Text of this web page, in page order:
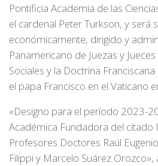
Pontificia Academia de las
el cardenal Peter Turkson, y será
económicamente, dirigido y
Panamericano de Juezas y
Sociales y la Doctrina
el papa Francisco en el Vaticano
«Designo para el período 2023-
Académica Fundadora del citado
Profesores Doctores Raúl
Filippi y Marcelo Suárez